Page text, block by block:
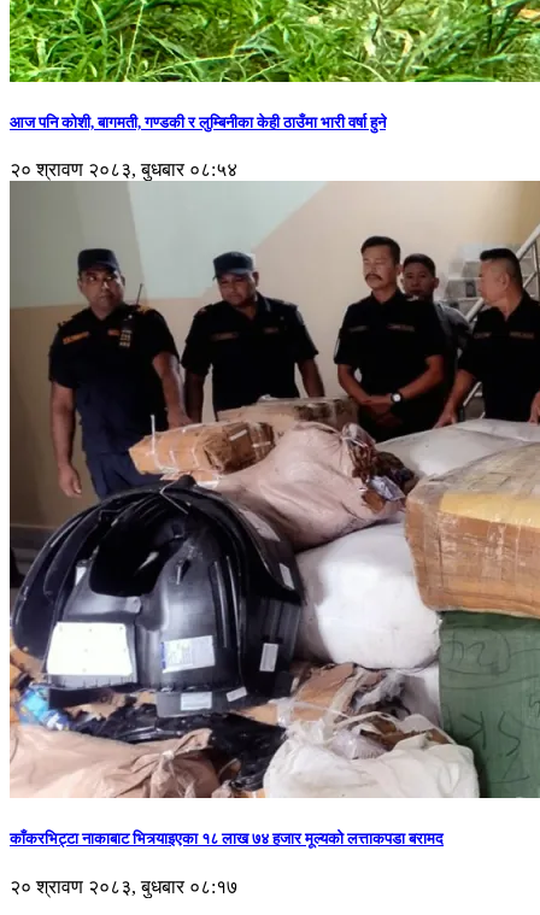
आज पनि कोशी, बागमती, गण्डकी र लुम्बिनीका केही ठाउँमा भारी वर्षा हुने
२० श्रावण २०८३, बुधबार ०८:५४
काँकरभिट्टा नाकाबाट भित्र्याइएका १८ लाख ७४ हजार मूल्यकाे लत्ताकपडा बरामद
२० श्रावण २०८३, बुधबार ०८:१७